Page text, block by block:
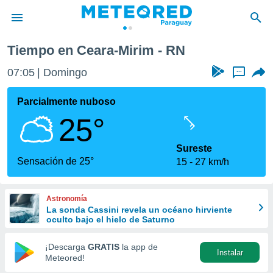
de
ha
que se
calidad.
a este
las
y
forma
digital
basada
Tiempo en Ceara-Mirim - RN
07:05 Domingo ...
Parcialmente nuboso
25°
Sensación de 25°
Sureste
15
27 km/h
Astronomía
La sonda Cassini revela un océano hirviente
oculto bajo el hielo de Saturno
¡Descarga GRATIS la app de
Meteored!
Instalar